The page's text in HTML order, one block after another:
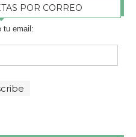
POR CORREO
tu email: